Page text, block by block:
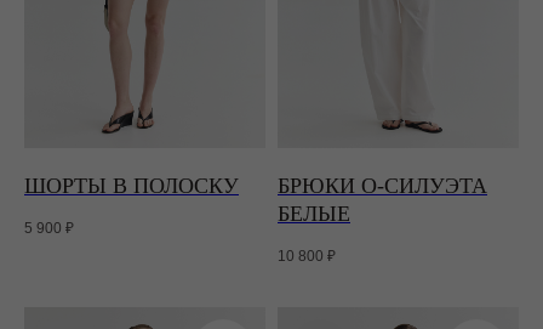
ШОРТЫ В ПОЛОСКУ
5 900 ₽
БРЮКИ О-СИЛУЭТА
БЕЛЫЕ
10 800 ₽